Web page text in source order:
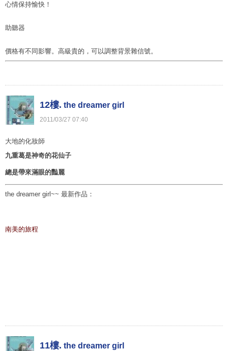
心情保持愉快！
助聽器
價格有不同影響。高級貴的，可以調整背景雜信號。
12樓. the dreamer girl
2011/03/27 07:40
大地的化妝師
九重葛是神奇的花仙子
總是帶來滿眼的豔麗
the dreamer girl~~ 最新作品：
南美的旅程
11樓. the dreamer girl